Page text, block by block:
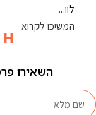
לוו...
המשיכו לקרוא
השאירו